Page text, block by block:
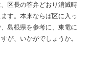
区長の答弁どおり消滅時
す。本来ならば区に入っ
島根県を参考に、東電に
が、いかがでしょうか。